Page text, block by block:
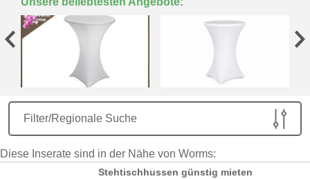
Filter/Regionale Suche
Diese Inserate sind in der Nähe von Worms:
Stehtischhussen günstig mieten